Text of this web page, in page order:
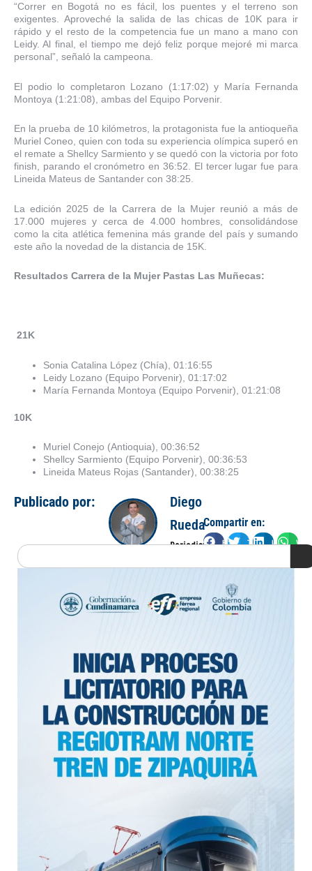
“Correr en Bogotá no es fácil, los puentes y el terreno son
exigentes. Aproveché la salida de las chicas de 10K para ir
rápido y el resto de la competencia fue un mano a mano con
Leidy. Al final, el tiempo me dejó feliz porque mejoré mi marca
personal”, señaló la campeona.
El podio lo completaron Lozano (1:17:02) y María Fernanda
Montoya (1:21:08), ambas del Equipo Porvenir.
En la prueba de 10 kilómetros, la protagonista fue la antioqueña
Muriel Coneo, quien con toda su experiencia olímpica superó en
el remate a Shellcy Sarmiento y se quedó con la victoria por foto
finish, parando el cronómetro en 36:52. El tercer lugar fue para
Lineida Mateus de Santander con 38:25.
La edición 2025 de la Carrera de la Mujer reunió a más de
17.000 mujeres y cerca de 4.000 hombres, consolidándose
como la cita atlética femenina más grande del país y sumando
este año la novedad de la distancia de 15K.
Resultados Carrera de la Mujer Pastas Las Muñecas:
21K
Sonia Catalina López (Chía), 01:16:55
Leidy Lozano (Equipo Porvenir), 01:17:02
María Fernanda Montoya (Equipo Porvenir), 01:21:08
10K
Muriel Conejo (Antioquia), 00:36:52
Shellcy Sarmiento (Equipo Porvenir), 00:36:53
Lineida Mateus Rojas (Santander), 00:38:25
Publicado por:
Diego
Rueda
Periodista
Compartir en:
FacebookTwitterLinkedIn
Search